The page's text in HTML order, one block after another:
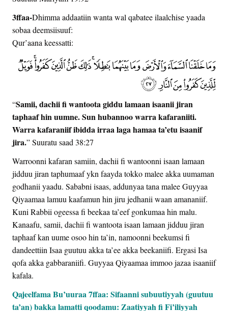
3ffaa-Dhimma addaatiin wanta wal qabatee ilaalchise yaada
sobaa deemsiisuuf:
Qur’aana keessatti:
“Samii, dachii fi wantoota giddu lamaan isaanii jiran
taphaaf hin uumne. Sun hubannoo warra kafaraniiti.
Warra kafaraniif ibidda irraa laga hamaa ta’etu isaanif
jira.” Suuratu saad 38:27
Warroonni kafaran samiin, dachii fi wantoonni isaan lamaan
jidduu jiran taphumaaf ykn faayda tokko malee akka uumaman
godhanii yaadu. Sababni isaas, addunyaa tana malee Guyyaa
Qiyaamaa lamuu kaafamun hin jiru jedhanii waan amananiif.
Kuni Rabbii ogeessa fi beekaa ta’eef gonkumaa hin malu.
Kanaafu, samii, dachii fi wantoota isaan lamaan jidduu jiran
taphaaf kan uume osoo hin ta’in, namoonni beekumsi fi
dandeettiin Isaa guutuu akka ta’ee akka beekaniifi. Ergasi Isa
qofa akka gabbaraniifi. Guyyaa Qiyaamaa immoo jazaa isaaniif
kafala.
Qajeelfama Bu’uuraa 7ffaa: Sifaanni subuutiyyah (guutuu
ta’an) bakka lamatti qoodamu: Zaatiyyah fi Fi’iliyyah